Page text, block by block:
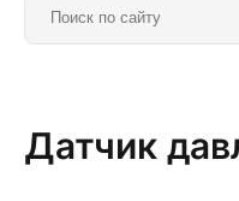
Главная Датчики
Датчик